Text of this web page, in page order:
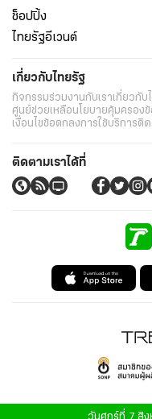
ช็อปปิ้ง
ไทยรัฐอีเวนต์
เกี่ยวกับไทยรัฐ
กิจกรรมร่วมงานกับเราเกี่ยวกับ
ศูนย์ช่วยเหลือนโยบายคุ้มครอง
เงื่อนไขข้อตกลงการใช้บริการติด
ติดตามเราได้ที่